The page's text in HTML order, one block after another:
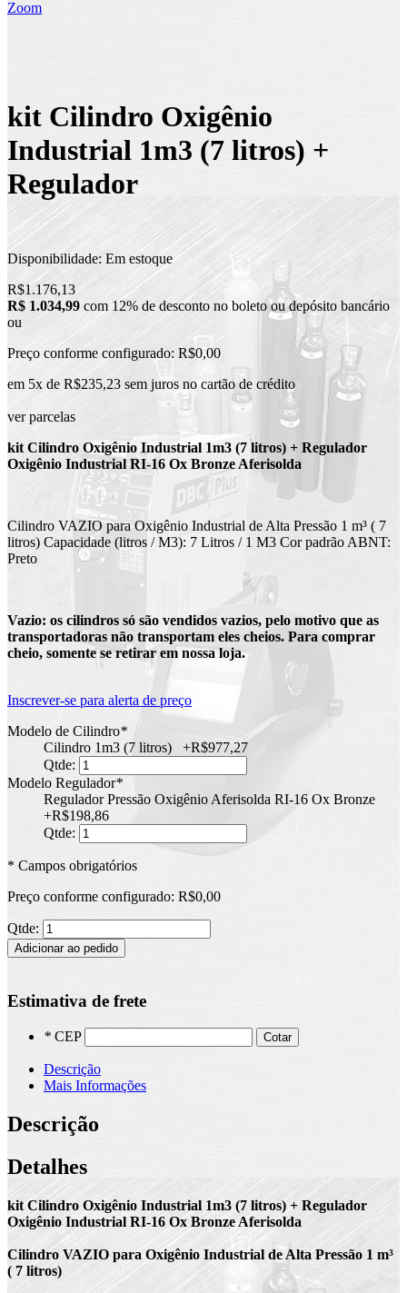
Zoom
kit Cilindro Oxigênio
Industrial 1m3 (7 litros) +
Regulador
Disponibilidade: Em estoque
R$1.176,13
R$ 1.034,99 com 12% de desconto no boleto ou depósito bancário
ou
Preço conforme configurado: R$0,00
em 5x de R$235,23 sem juros no cartão de crédito
ver parcelas
kit Cilindro Oxigênio Industrial 1m3 (7 litros) + Regulador
Oxigênio Industrial RI-16 Ox Bronze Aferisolda
Cilindro VAZIO para Oxigênio Industrial de Alta Pressão 1 m³ ( 7
litros) Capacidade (litros / M3): 7 Litros / 1 M3 Cor padrão ABNT:
Preto
Vazio: os cilindros só são vendidos vazios, pelo motivo que as
transportadoras não transportam eles cheios. Para comprar
cheio, somente se retirar em nossa loja.
Inscrever-se para alerta de preço
Modelo de Cilindro*
Cilindro 1m3 (7 litros) +R$977,27
Qtde:
Modelo Regulador*
Regulador Pressão Oxigênio Aferisolda RI-16 Ox Bronze
+R$198,86
Qtde:
* Campos obrigatórios
Preço conforme configurado: R$0,00
Qtde:
Adicionar ao pedido
Estimativa de frete
* CEP Cotar
Descrição
Mais Informações
Descrição
Detalhes
kit Cilindro Oxigênio Industrial 1m3 (7 litros) + Regulador
Oxigênio Industrial RI-16 Ox Bronze Aferisolda
Cilindro VAZIO para Oxigênio Industrial de Alta Pressão 1 m³
( 7 litros)